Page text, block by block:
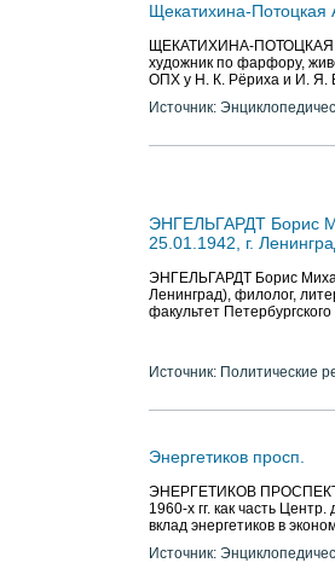
Щекатихина-
ЩЕКАТИХИНА-ПОТОЦКАЯ
художник по фарфору,
ОПХ у Н. К. Рёриха и И. Я.
Источник:
ЭНГЕЛЬГАРДТ Борис
25.01.1942, г.
ЭНГЕЛЬГАРДТ Борис
Ленинград), филолог,
факультет
Источник: Политические
Энергетиков просп.
ЭНЕРГЕТИКОВ ПРОСПЕКТ,
1960-х гг. как часть
вклад энергетиков в
Источник: